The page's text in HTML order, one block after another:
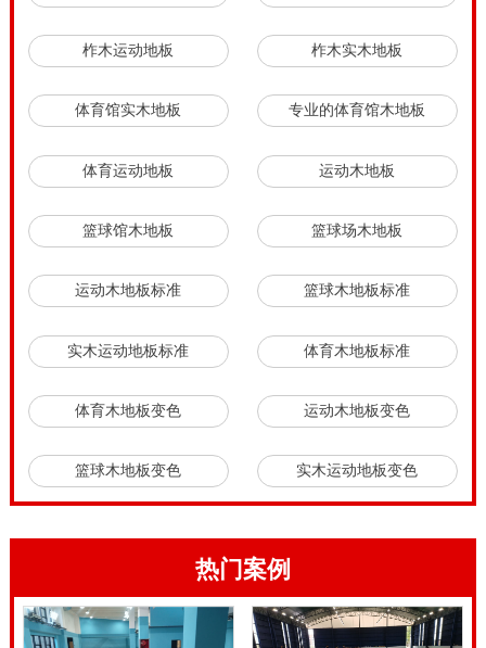
柞木运动地板 柞木实木地板
体育馆实木地板 专业的体育馆木地板
体育运动地板 运动木地板
篮球馆木地板 篮球场木地板
运动木地板标准 篮球木地板标准
实木运动地板标准 体育木地板标准
体育木地板变色 运动木地板变色
篮球木地板变色 实木运动地板变色
热门案例